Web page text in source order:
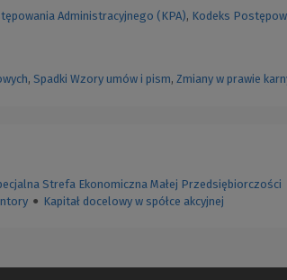
Administracyjnego (KPA), Kodeks
, Spadki Wzory umów i pism, Zmiany w prawie
Strefa Ekonomiczna Małej Przedsiębiorczości
● Kapitał docelowy w spółce akcyjnej